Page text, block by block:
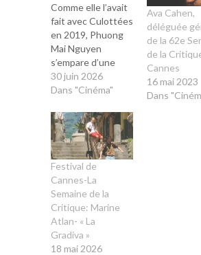
Comme elle l’avait
fait avec Culottées
en 2019, Phuong
Mai Nguyen
s’empare d’une
histoire qui n’est
pas la sienne dans
métrage, In Waves.
Présenté en
ouverture de la
Semaine de la
Critique à Cannes,
le film offre au
cinéma d’animation
une belle visibilité.
« Quand j’ai
acheté…
30 juin 2026
Dans "Cinéma"
Ava Cahen,
déléguée
de la 62e
de la
Cannes
16 mai 2023
Dans
Festival de
Cannes-La
Semaine de la
Critique: Marine
Atlan- « La
Gradiva »
18 mai 2026